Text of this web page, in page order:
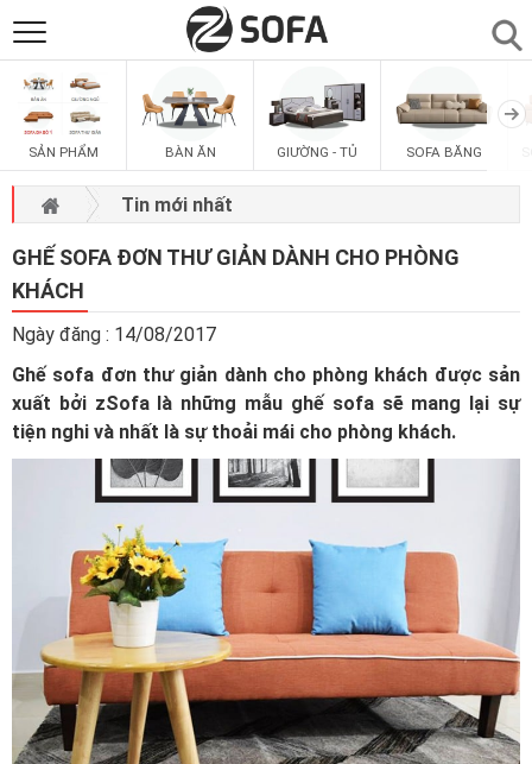
SẢN PHẨM
SOFAS
PHÒNG ĂN
PHÒNG NGỦ ▼
PHÒNG KHÁCH
LIÊN HỆ
SẢN PHẨM BÀN ĂN GIƯỜNG - TỦ SOFA BĂNG
Tin mới nhất
GHẾ SOFA ĐƠN THƯ GIẢN DÀNH CHO PHÒNG
KHÁCH
Ngày đăng : 14/08/2017
Ghế sofa đơn thư giản dành cho phòng khách được sản
xuất bởi zSofa là những mẫu ghế sofa sẽ mang lại sự
tiện nghi và nhất là sự thoải mái cho phòng khách.